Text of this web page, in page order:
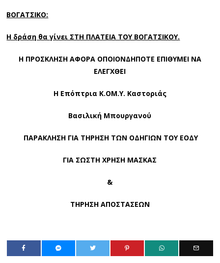
ΒΟΓΑΤΣΙΚΟ:
Η δράση θα γίνει ΣΤΗ ΠΛΑΤΕΙΑ ΤΟΥ ΒΟΓΑΤΣΙΚΟΥ.
Η ΠΡΟΣΚΛΗΣΗ ΑΦΟΡΑ ΟΠΟΙΟΝΔΗΠΟΤΕ ΕΠΙΘΥΜΕΙ ΝΑ
ΕΛΕΓΧΘΕΙ
Η Επόπτρια Κ.ΟΜ.Υ. Καστοριάς
Βασιλική Μπουργανού
ΠΑΡΑΚΛΗΣΗ ΓΙΑ ΤΗΡΗΣΗ ΤΩΝ ΟΔΗΓΙΩΝ ΤΟΥ ΕΟΔΥ
ΓΙΑ ΣΩΣΤΗ ΧΡΗΣΗ ΜΑΣΚΑΣ
&
ΤΗΡΗΣΗ ΑΠΟΣΤΑΣΕΩΝ